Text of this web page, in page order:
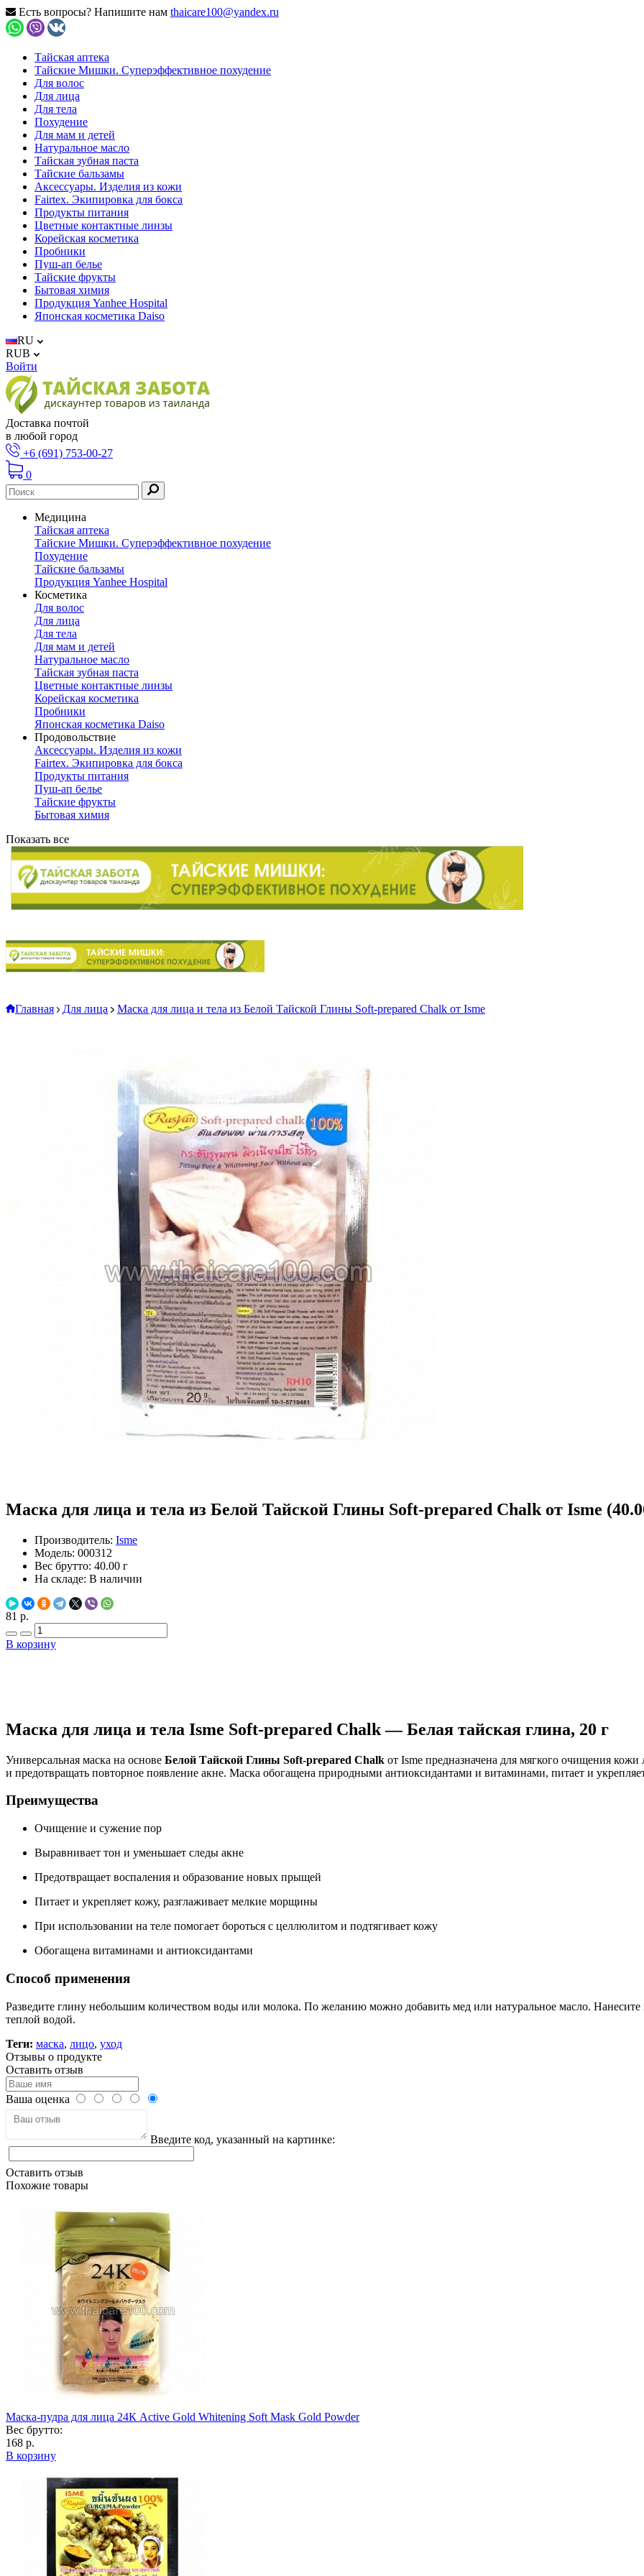
Есть вопросы? Напишите нам thaicare100@yandex.ru
Тайская аптека
Тайские Мишки. Суперэффективное похудение
Для волос
Для лица
Для тела
Похудение
Для мам и детей
Натуральное масло
Тайская зубная паста
Тайские бальзамы
Аксессуары. Изделия из кожи
Fairtex. Экипировка для бокса
Продукты питания
Цветные контактные линзы
Корейская косметика
Пробники
Пуш-ап белье
Тайские фрукты
Бытовая химия
Продукция Yanhee Hospital
Японская косметика Daiso
RU
RUB
Войти
Доставка почтой
в любой город
+6 (691) 753-00-27
0
Медицина
Тайская аптека
Тайские Мишки. Суперэффективное похудение
Похудение
Тайские бальзамы
Продукция Yanhee Hospital
Косметика
Для волос
Для лица
Для тела
Для мам и детей
Натуральное масло
Тайская зубная паста
Цветные контактные линзы
Корейская косметика
Пробники
Японская косметика Daiso
Продовольствие
Аксессуары. Изделия из кожи
Fairtex. Экипировка для бокса
Продукты питания
Пуш-ап белье
Тайские фрукты
Бытовая химия
Показать все
Главная Для лица Маска для лица и тела из Белой Тайской Глины Soft-prepared Chalk от Isme
Маска для лица и тела из Белой Тайской Глины Soft-prepared Chalk от Isme
Производитель: Isme
Модель: 000312
Вес брутто: 40.00 г
На складе: В наличии
81 р.
В корзину
Маска для лица и тела Isme Soft-prepared Chalk — Белая тайская глина, 20 г
Универсальная маска на основе Белой Тайской Глины Soft-prepared Chalk от Isme предназначена для мягкого очищения
и предотвращать повторное появление акне. Маска обогащена природными антиоксидантами и витаминами, питает и
Преимущества
Очищение и сужение пор
Выравнивает тон и уменьшает следы акне
Предотвращает воспаления и образование новых прыщей
Питает и укрепляет кожу, разглаживает мелкие морщины
При использовании на теле помогает бороться с целлюлитом и подтягивает кожу
Обогащена витаминами и антиоксидантами
Способ применения
Разведите глину небольшим количеством воды или молока. По желанию можно добавить мед или натуральное масло. Нанесите
теплой водой.
Теги: маска, лицо, уход
Отзывы о продукте
Оставить отзыв
Ваша оценка
Введите код, указанный на картинке:
Оставить отзыв
Похожие товары
Маска-пудра для лица 24К Active Gold Whitening Soft Mask Gold Powder
Вес брутто:
168 р.
В корзину